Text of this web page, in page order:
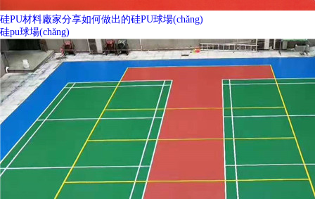
硅PU材料廠家分享如何做出的硅PU球場(chǎng)
硅pu球場(chǎng)